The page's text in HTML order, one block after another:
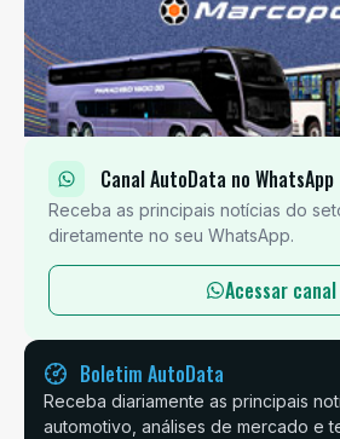
Canal AutoData no WhatsApp
Receba as principais notícias do
diretamente no seu WhatsApp.
Acessar canal
Boletim AutoData
Receba diariamente as principais
automotivo, análises de mercado e